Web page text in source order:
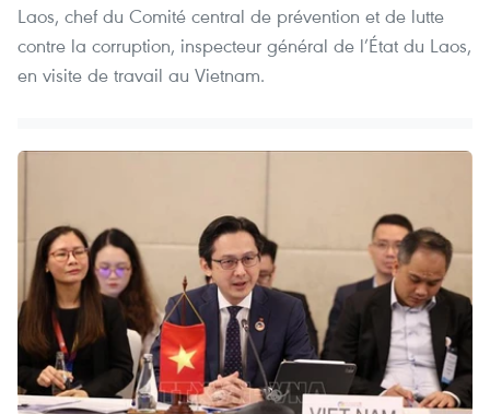
Laos, chef du Comité central de prévention et de lutte
contre la corruption, inspecteur général de l’État du Laos,
en visite de travail au Vietnam.